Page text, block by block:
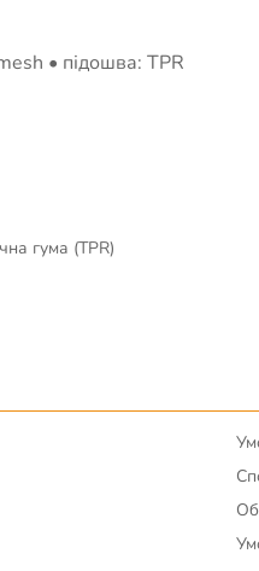
• підошва: TPR
гума (TPR)